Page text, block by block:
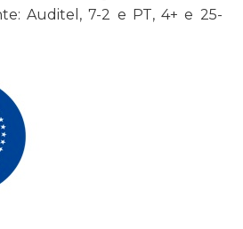
Auditel, 7-2 e PT, 4+ e 25-